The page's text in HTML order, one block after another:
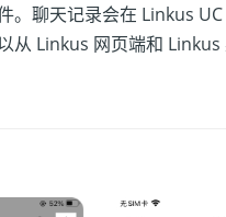
。聊天记录会在 Linkus
从 Linkus 网页端和